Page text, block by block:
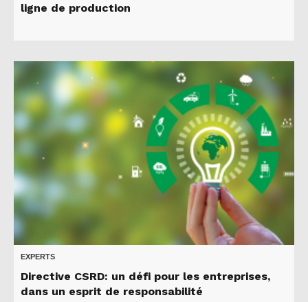
ligne de production
EXPERTS
Directive CSRD: un défi pour les entreprises,
dans un esprit de responsabilité